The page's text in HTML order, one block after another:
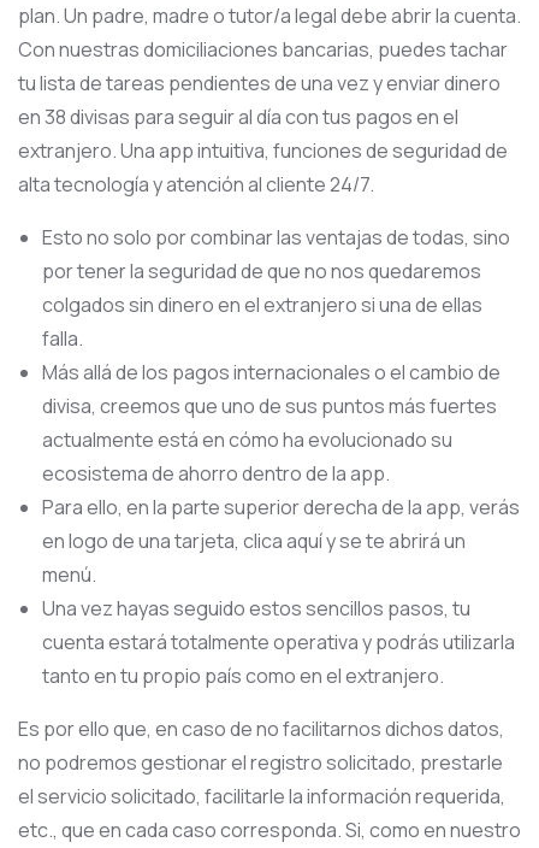
plan. Un padre, madre o tutor/a legal debe abrir la cuenta.
Con nuestras domiciliaciones bancarias, puedes tachar
tu lista de tareas pendientes de una vez y enviar dinero
en 38 divisas para seguir al día con tus pagos en el
extranjero. Una app intuitiva, funciones de seguridad de
alta tecnología y atención al cliente 24/7.
Esto no solo por combinar las ventajas de todas, sino
por tener la seguridad de que no nos quedaremos
colgados sin dinero en el extranjero si una de ellas
falla.
Más allá de los pagos internacionales o el cambio de
divisa, creemos que uno de sus puntos más fuertes
actualmente está en cómo ha evolucionado su
ecosistema de ahorro dentro de la app.
Para ello, en la parte superior derecha de la app, verás
en logo de una tarjeta, clica aquí y se te abrirá un
menú.
Una vez hayas seguido estos sencillos pasos, tu
cuenta estará totalmente operativa y podrás utilizarla
tanto en tu propio país como en el extranjero.
Es por ello que, en caso de no facilitarnos dichos datos,
no podremos gestionar el registro solicitado, prestarle
el servicio solicitado, facilitarle la información requerida,
etc., que en cada caso corresponda. Si, como en nuestro